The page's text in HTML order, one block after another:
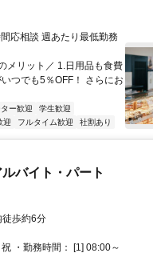
応相談 週あたり最低勤務
メリット／ 1.日用品も食費
つでも5％OFF！ さらにお
ー歓迎
学生歓迎
迎 フルタイム歓迎 社割あり
バイト・パート
徒歩約6分
・勤務時間： [1] 08:00～